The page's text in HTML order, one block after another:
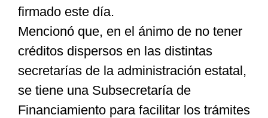
firmado este día.
Mencionó que, en el ánimo de no tener
créditos dispersos en las distintas
secretarías de la administración estatal,
se tiene una Subsecretaría de
Financiamiento para facilitar los trámites